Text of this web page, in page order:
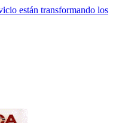
están transformando los